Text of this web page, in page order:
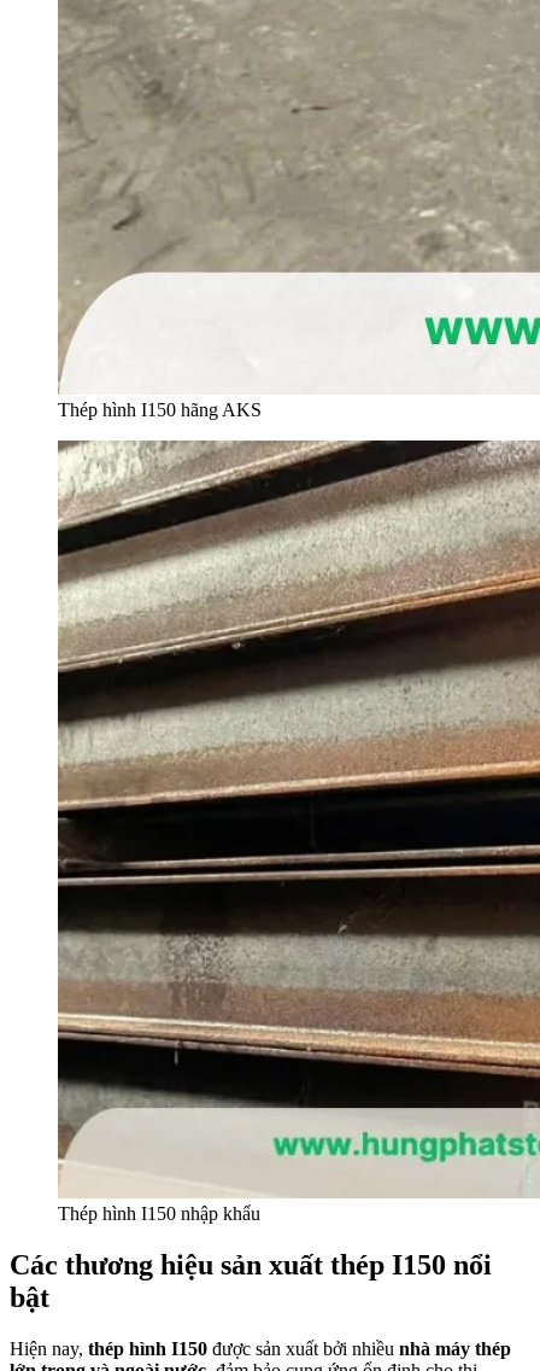
Thép hình I150 hãng AKS
Thép hình I150 nhập khẩu
Các thương hiệu sản xuất thép I150 nổi
bật
Hiện nay, thép hình I150 được sản xuất bởi nhiều nhà máy thép